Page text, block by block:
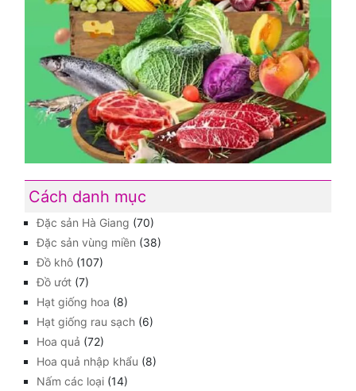
Cách danh mục
Đặc sản Hà Giang (70)
Đặc sản vùng miền (38)
Đồ khô (107)
Đồ ướt (7)
Hạt giống hoa (8)
Hạt giống rau sạch (6)
Hoa quả (72)
Hoa quả nhập khẩu (8)
Nấm các loại (14)